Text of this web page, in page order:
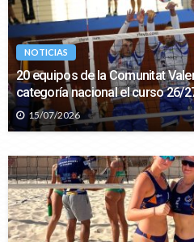
NOTICIAS
20 equipos de la Comunitat
categoría nacional el curso 26/
15/07/2026